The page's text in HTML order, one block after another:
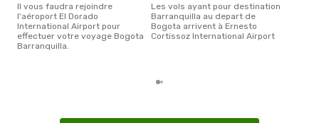
Il vous faudra rejoindre
l'aéroport El Dorado
International Airport pour
effectuer votre voyage Bogota
Barranquilla.
Les vols ayant pour destination
Barranquilla au depart de
Bogota arrivent à Ernesto
Cortissoz International Airport